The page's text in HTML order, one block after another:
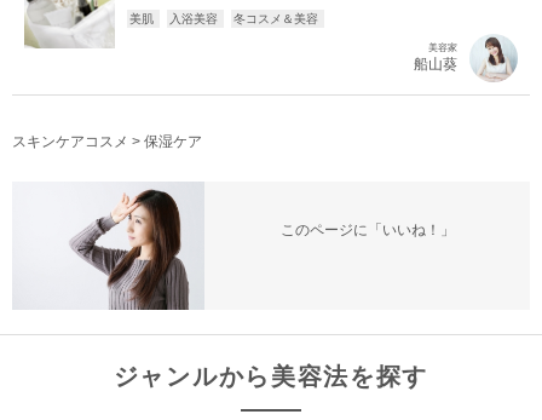
美肌 入浴美容 冬コスメ＆美容
美容家
船山葵
スキンケアコスメ > 保湿ケア
このページに「いいね！」
ジャンルから美容法を探す